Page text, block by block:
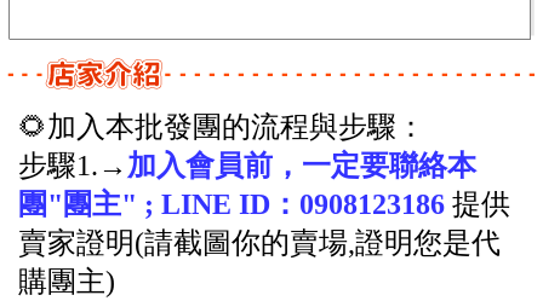
🌻加入本批發團的流程與步驟：
步驟1.→ 加入會員前，一定要聯絡本
團"團主" ; LINE ID：0908123186 提供
賣家證明(請截圖你的賣場,證明您是代
購團主)